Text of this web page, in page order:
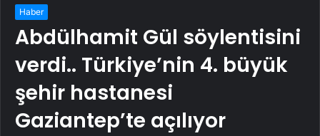
Haber
Abdülhamit Gül söylentisini
verdi.. Türkiye’nin 4. büyük
şehir hastanesi
Gaziantep’te açılıyor